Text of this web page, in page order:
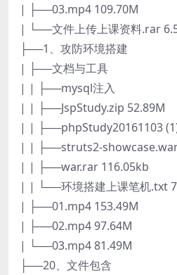
| ├──03.mp4 109.70M
| └──文件上传上课资料.rar
├──1、攻防环境搭建
| ├──文档与工具
| | ├──mysql注入
| | ├──JspStudy.zip 52.89M
| | ├──phpStudy20161103
| | ├──struts2-
| | ├──war.rar 116.05kb
| | └──环境搭建上课笔机.txt
| ├──01.mp4 153.49M
| ├──02.mp4 97.64M
| └──03.mp4 81.49M
├──20、文件包含